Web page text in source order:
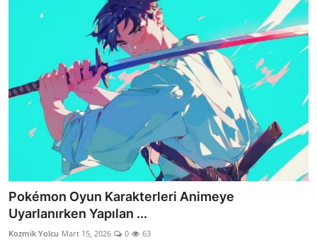
Pokémon Oyun Karakterleri Animeye
Uyarlanırken Yapılan ...
Kozmik Yolcu Mart 15, 2026 0 63